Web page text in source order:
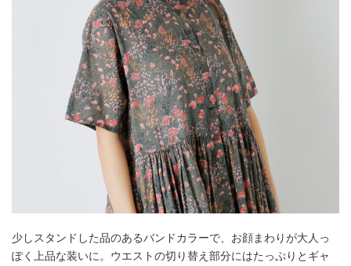
少しスタンドした品のあるバンドカラーで、お顔まわりが大人っ
ぽく上品な装いに。ウエストの切り替え部分にはたっぷりとギャ